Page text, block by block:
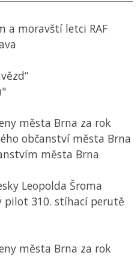
a moravští letci RAF
města Brna za rok
občanství města Brna
města Brna
Leopolda Šroma
pilot 310. stíhací perutě
města Brna za rok